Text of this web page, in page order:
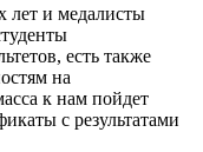
лет и медалисты
есть также
на
к нам пойдет
с результатами